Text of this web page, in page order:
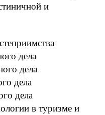
и
дела
дела
дела
дела
в туризме и